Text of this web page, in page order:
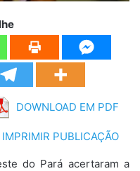
DOWNLOAD EM PDF
IMPRIMIR PUBLICAÇÃO
do Pará acertaram a